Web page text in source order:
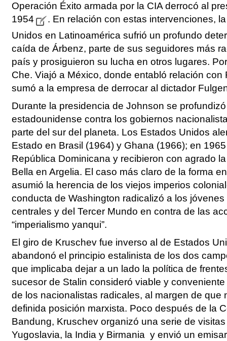
Operación Éxito armada por la CIA derrocó al
1954
. En relación con estas intervenciones,
Unidos en Latinoamérica sufrió un profundo
caída de Árbenz, parte de sus seguidores más
país y prosiguieron su lucha en otros lugares.
Che. Viajó a México, donde entabló relación con
sumó a la empresa de derrocar al dictador
Durante la presidencia de Johnson se
estadounidense contra los gobiernos
parte del sur del planeta. Los Estados Unidos
Estado en Brasil (1964) y Ghana (1966); en
República Dominicana y recibieron con agrado
Bella en Argelia. El caso más claro de la forma
asumió la herencia de los viejos imperios
conducta de Washington radicalizó a los
centrales y del Tercer Mundo en contra de las
“imperialismo yanqui”.
El giro de Kruschev fue inverso al de Estados
abandonó el principio estalinista de los dos
que implicaba dejar a un lado la política de
sucesor de Stalin consideró viable y
de los nacionalistas radicales, al margen de que
definida posición marxista. Poco después de la
Bandung, Kruschev organizó una serie de
Yugoslavia, la India y Birmania y envió un